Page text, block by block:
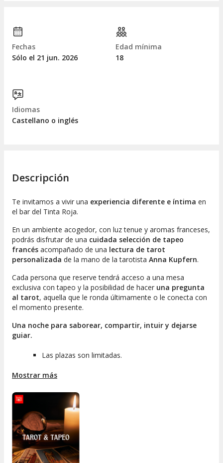
Fechas
Sólo el 21 jun. 2026
Edad mínima
18
Idiomas
Castellano o inglés
Descripción
Te invitamos a vivir una experiencia diferente e íntima en
el bar del Tinta Roja.
En un ambiente acogedor, con luz tenue y aromas franceses,
podrás disfrutar de una cuidada selección de tapeo
francés acompañado de una lectura de tarot
personalizada de la mano de la tarotista Anna Kupfern.
Cada persona que reserve tendrá acceso a una mesa
exclusiva con tapeo y la posibilidad de hacer una pregunta
al tarot, aquella que le ronda últimamente o le conecta con
el momento presente.
Una noche para saborear, compartir, intuir y dejarse
guiar.
Las plazas son limitadas.
Se recomienda llegar 30 minutos antes del inicio del
Se os llamará entre las 20:30 y las 21:30 para
realizar vuestra pregunta.
La tarotista no pasa por las mesas, cada uno de
l@s client@s acuden a ella por orden de llegada.
Importante
Mostrar más